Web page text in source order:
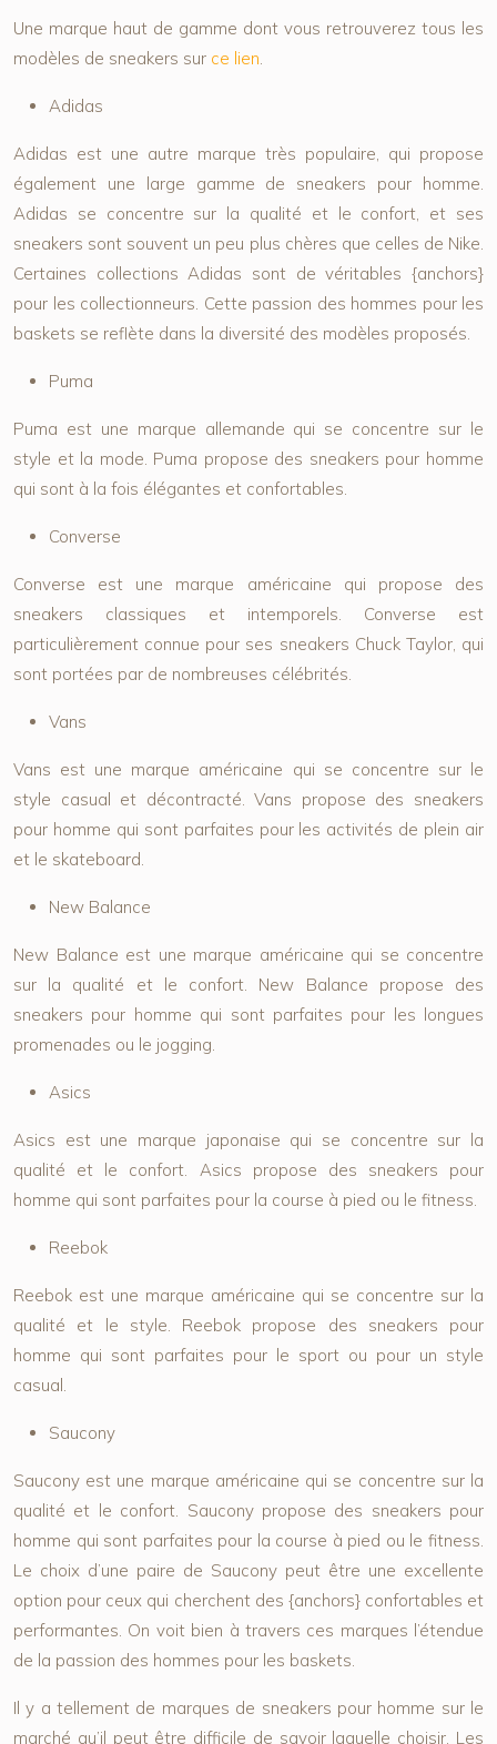
Une marque haut de gamme dont vous retrouverez tous les
modèles de sneakers sur ce lien.
Adidas
Adidas est une autre marque très populaire, qui propose
également une large gamme de sneakers pour homme.
Adidas se concentre sur la qualité et le confort, et ses
sneakers sont souvent un peu plus chères que celles de Nike.
Certaines collections Adidas sont de véritables {anchors}
pour les collectionneurs. Cette passion des hommes pour les
baskets se reflète dans la diversité des modèles proposés.
Puma
Puma est une marque allemande qui se concentre sur le
style et la mode. Puma propose des sneakers pour homme
qui sont à la fois élégantes et confortables.
Converse
Converse est une marque américaine qui propose des
sneakers classiques et intemporels. Converse est
particulièrement connue pour ses sneakers Chuck Taylor, qui
sont portées par de nombreuses célébrités.
Vans
Vans est une marque américaine qui se concentre sur le
style casual et décontracté. Vans propose des sneakers
pour homme qui sont parfaites pour les activités de plein air
et le skateboard.
New Balance
New Balance est une marque américaine qui se concentre
sur la qualité et le confort. New Balance propose des
sneakers pour homme qui sont parfaites pour les longues
promenades ou le jogging.
Asics
Asics est une marque japonaise qui se concentre sur la
qualité et le confort. Asics propose des sneakers pour
homme qui sont parfaites pour la course à pied ou le fitness.
Reebok
Reebok est une marque américaine qui se concentre sur la
qualité et le style. Reebok propose des sneakers pour
homme qui sont parfaites pour le sport ou pour un style
casual.
Saucony
Saucony est une marque américaine qui se concentre sur la
qualité et le confort. Saucony propose des sneakers pour
homme qui sont parfaites pour la course à pied ou le fitness.
Le choix d’une paire de Saucony peut être une excellente
option pour ceux qui cherchent des {anchors} confortables et
performantes. On voit bien à travers ces marques l’étendue
de la passion des hommes pour les baskets.
Il y a tellement de marques de sneakers pour homme sur le
marché qu’il peut être difficile de savoir laquelle choisir. Les